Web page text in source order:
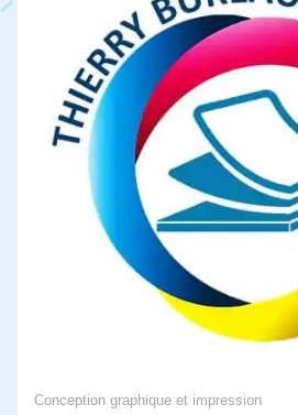
Conception graphique et impression